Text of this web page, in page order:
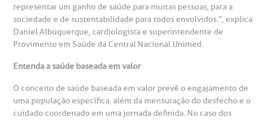
Saiba mais
a BP
Centro de Doenças Autoimunes
atendimento
Cirurgia
representar um ganho de saúde para muitas pessoas, para a
sociedade e de sustentabilidade para todos envolvidos.”, explica
Daniel Albuquerque, cardiologista e superintendente de
Provimento em Saúde da Central Nacional Unimed.
Entenda a saúde baseada em valor
O conceito de saúde baseada em valor prevê oengajamento de
uma população específica, além da mensuração do desfecho e o
cuidado coordenado em uma jornada definida. No caso dos